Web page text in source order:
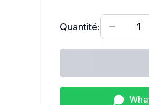
Quantité: 1